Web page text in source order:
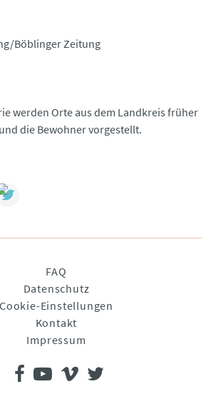
Böblinger Zeitung
werden Orte aus dem Landkreis früher
die Bewohner vorgestellt.
FAQ
Datenschutz
Cookie-Einstellungen
Kontakt
Impressum